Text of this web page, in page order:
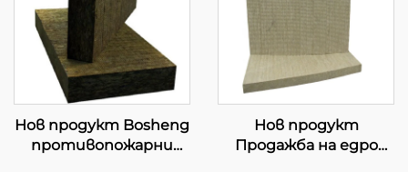
Нов продукт Bosheng
противопожарни
Нов продукт
Продажба на едро